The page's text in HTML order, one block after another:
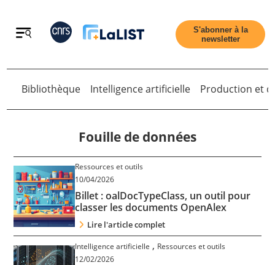
Retour
Accueil
Tous les articles
Qui sommes nous ?
S'abonner à la
newsletter
Bibliothèque Intelligence artificielle Production et
Fouille de données
Ressources et outils
10/04/2026
Billet : oalDocTypeClass, un outil pour
classer les documents OpenAlex
Lire l'article complet
Intelligence artificielle , Ressources et outils
12/02/2026